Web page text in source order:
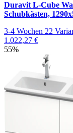
Duravit L-Cube
Schubkästen,
3-4 Wochen 22
1.022,27 €
55%